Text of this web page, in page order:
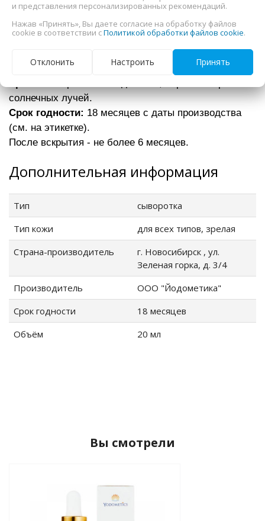
Бензиловый спирт, этилгексилглицерин,
натуральная отдушка.
индивидуальна
непереносимость компонентов.
солнечных лучей.
Срок годности: 18 месяцев с даты производства
(см. на этикетке).
После вскрытия - не более 6 месяцев.
Дополнительная информация
Тип
сыворотка
Тип кожи
для всех типов, зрелая
Страна-производитель
г. Новосибирск , ул.
Зеленая горка, д. 3/4
Производитель
ООО "Йодометика"
Срок годности
18 месяцев
Объём
20 мл
Вы смотрели
и представления персонализированных рекомендаций.
Нажав «Принять», Вы даете согласие на обработку файлов
cookie в соответствии сПолитикой обработки файлов cookie.
Отклонить Настроить Принять